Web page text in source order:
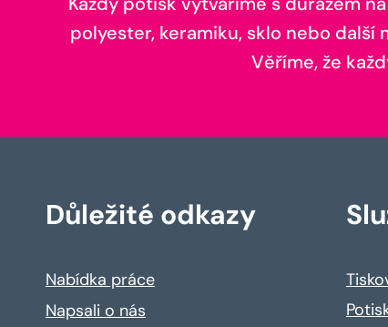
polyester, keramiku, sklo nebo další
Věříme, že
Důležité odkazy
Nabídka práce
Napsali o nás